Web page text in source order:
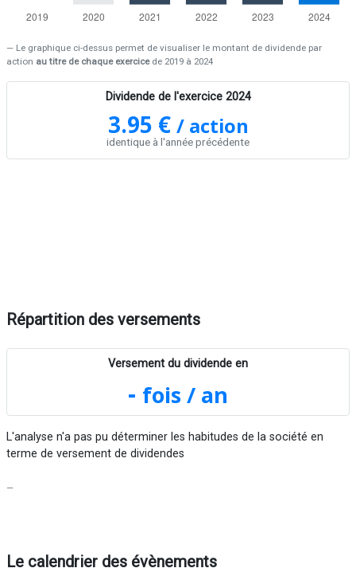
Le graphique ci-dessus permet de visualiser le montant de dividende par
action au titre de chaque exercicede 2019 à 2024
Dividende de l'exercice 2024
3.95 € / action
identique à l'année précédente
Répartition des versements
L'analyse n'a pas pu déterminer les habitudes de la société en
terme de versement de dividendes
Versement du dividende en
- fois / an
Le calendrier des évènements